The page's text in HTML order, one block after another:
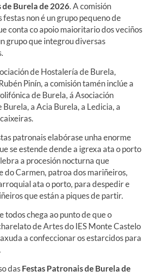
de Burela de 2026. A comisión
non é un grupo pequeno de
conta co apoio maioritario dos veciños
grupo que integrou diversas
de Hostalería de Burela,
Pinín, a comisión tamén inclúe a
de Burela, á Asociación
a Acia Burela, a Ledicia, a
patronais elabórase unha enorme
se estende dende a igrexa ata o porto
a procesión nocturna que
do Carmen, patroa dos mariñeiros,
ata o porto, para despedir e
que están a piques de partir.
todos chega ao punto de que o
de Artes do IES Monte Castelo
a confeccionar os estarcidos para
dasFestas Patronais de Burela de